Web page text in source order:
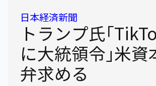
日本経済新聞
トランプ氏｢
に大統領令｣米資
弁求める